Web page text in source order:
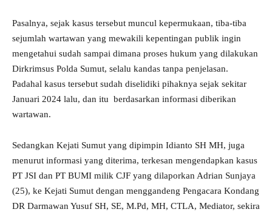
Pasalnya, sejak kasus tersebut muncul kepermukaan, tiba-tiba
sejumlah wartawan yang mewakili kepentingan publik ingin
mengetahui sudah sampai dimana proses hukum yang dilakukan
Dirkrimsus Polda Sumut, selalu kandas tanpa penjelasan.
Padahal kasus tersebut sudah diselidiki pihaknya sejak sekitar
Januari 2024 lalu, dan itu berdasarkan informasi diberikan
wartawan.
Sedangkan Kejati Sumut yang dipimpin Idianto SH MH, juga
menurut informasi yang diterima, terkesan mengendapkan kasus
PT JSI dan PT BUMI milik CJF yang dilaporkan Adrian Sunjaya
(25), ke Kejati Sumut dengan menggandeng Pengacara Kondang
DR Darmawan Yusuf SH, SE, M.Pd, MH, CTLA, Mediator, sekira